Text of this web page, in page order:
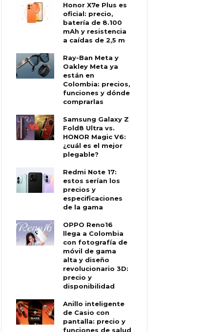
Honor X7e Plus es
oficial: precio,
batería de 8.100
mAh y resistencia
a caídas de 2,5 m
Ray-Ban Meta y
Oakley Meta ya
están en
Colombia: precios,
funciones y dónde
comprarlas
Samsung Galaxy Z
Fold8 Ultra vs.
HONOR Magic V6:
¿cuál es el mejor
plegable?
Redmi Note 17:
estos serían los
precios y
especificaciones
de la gama
OPPO Reno16
llega a Colombia
con fotografía de
móvil de gama
alta y diseño
revolucionario 3D:
precio y
disponibilidad
Anillo inteligente
de Casio con
pantalla: precio y
funciones de salud